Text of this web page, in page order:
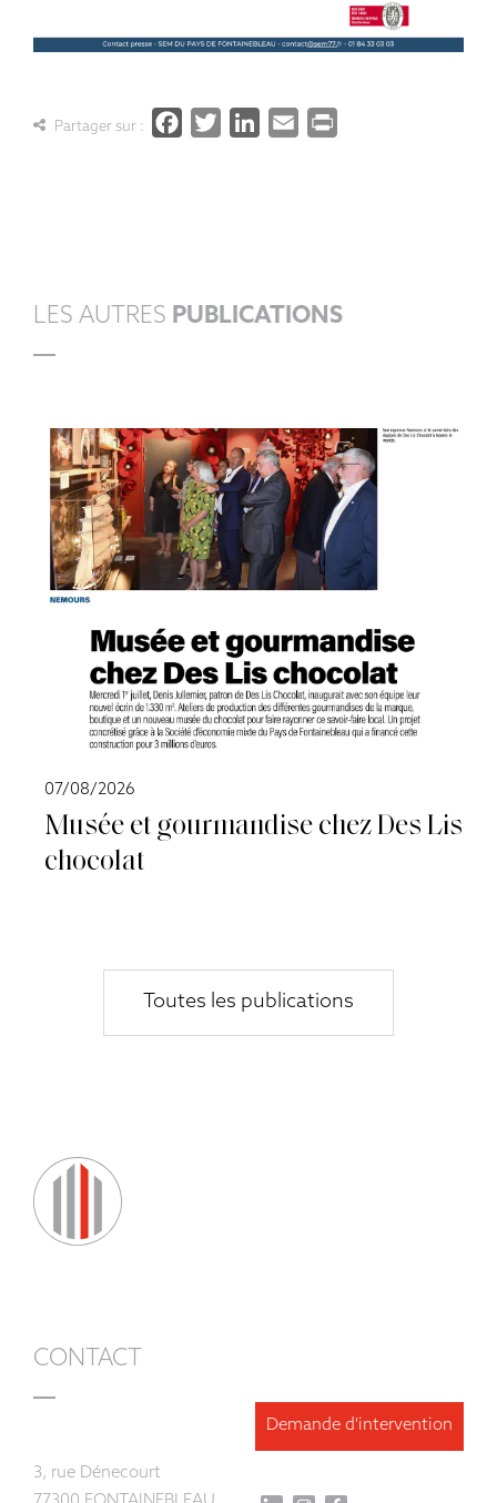
Partager sur : Facebook
Twitter
LinkedIn
Email
LES AUTRES PUBLICATIONS
07/08/2026
Musée et gourmandise chez Des Lis
chocolat
Toutes les publications
CONTACT
3, rue Dénecourt
Demande d'intervention